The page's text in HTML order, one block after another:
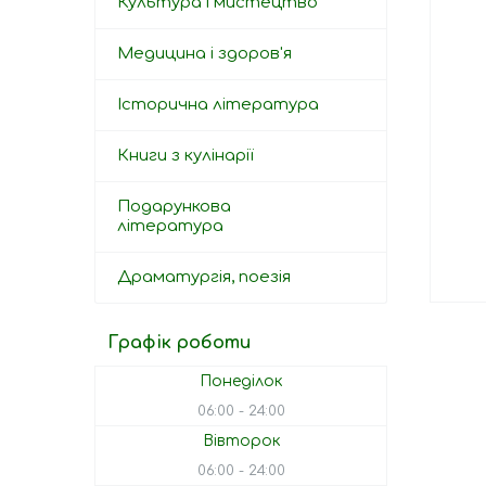
Медицина і здоров'я
Історична література
Книги з кулінарії
Подарункова
література
Драматургія, поезія
Графік роботи
Понеділок
06:00 24:00
Вівторок
06:00 24:00